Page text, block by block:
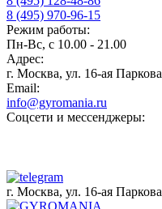
8 (495) 970-96-15
Режим работы:
Пн-Вс, с 10.00 - 21.00
Адрес:
г. Москва, ул. 16-ая
Email:
info@gyromania.ru
Соцсети и мессенджеры:
г. Москва, ул. 16-ая